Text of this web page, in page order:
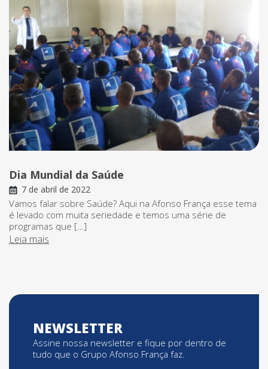
Dia Mundial da Saúde
7 de abril de 2022
Vamos falar sobre Saúde? Aqui na Afonso França esse tema
é levado com muita seriedade e temos uma série de
programas que […]
Leia mais
NEWSLETTER
Assine nossa newsletter e fique por dentro de
tudo que o Grupo Afonso França faz.